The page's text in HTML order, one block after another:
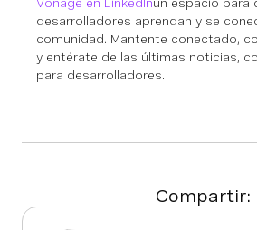
desarrolladores aprendan y se
comunidad. Mantente conectado,
y entérate de las últimas noticias,
para desarrolladores.
Compartir: